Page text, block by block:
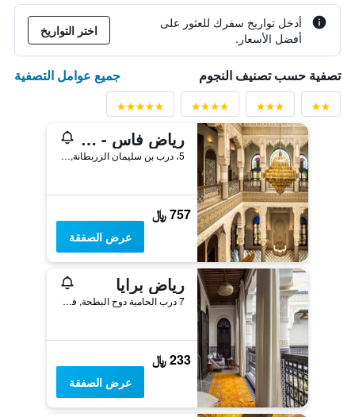
أدخل تواريخ سفرك للعثور على
أفضل الأسعار.
اختر التواريخ
تصفية حسب تصنيف النجوم جميع عوامل التصفية
رياض فاس - ريليه إيه شاتو
5، درب بن سليمان الزربطانة, فاس, المغرب
757 ﷼
عرض الصفقة
رياض برايا
7 درب الحامية دوح البطحة, فاس, المغرب
233 ﷼
عرض الصفقة